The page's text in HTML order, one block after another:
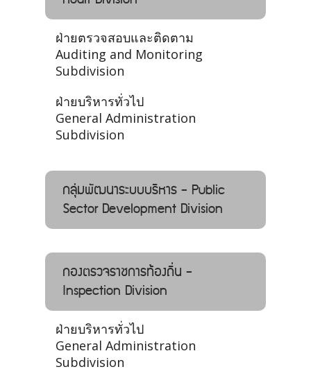
ฝ่ายตรวจสอบและติดตาม
Auditing and Monitoring
Subdivision
ฝ่ายบริหารทั่วไป
General Administration
Subdivision
กลุ่มพัฒนาระบบบริหาร - Public
Sector Development Division
กองตรวจราชการท้องถิ่น -
Inspection Division
ฝ่ายบริหารทั่วไป
General Administration
Subdivision